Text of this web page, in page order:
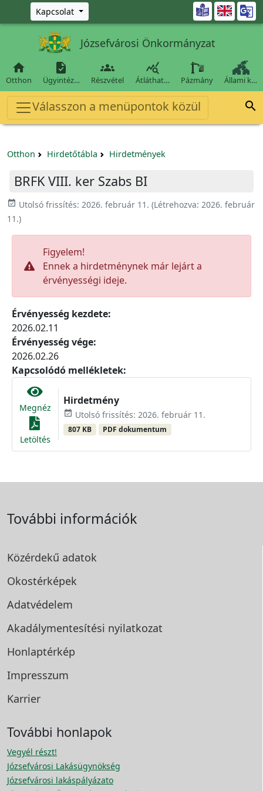
Ugrás a fő tartalomra
Kapcsolat 
Józsefvárosi Önkormányzat

Otthon

Ügyintéz…

Részvétel

Átláthat… Pázmány Állami k…
Válasszon a menüpontok közül 
Otthon Hirdetőtábla Hirdetmények
BRFK VIII. ker Szabs BI
event_available Utolsó frissítés: 2026. február 11. (Létrehozva: 2026. február
11.)
Figyelem!
Ennek a hirdetménynek már lejárt a
érvényességi ideje.
Érvényesség kezdete:
2026.02.11
Érvényesség vége:
2026.02.26
Kapcsolódó mellékletek:
Megnéz
Letöltés
Hirdetmény
event_available Utolsó frissítés: 2026. február 11.
807 KB PDF dokumentum
További információk
Közérdekű adatok
Okostérképek
Adatvédelem
Akadálymentesítési nyilatkozat
Honlaptérkép
Impresszum
Karrier
További honlapok
Vegyél részt!
Józsefvárosi Lakásügynökség
Józsefvárosi lakáspályázato